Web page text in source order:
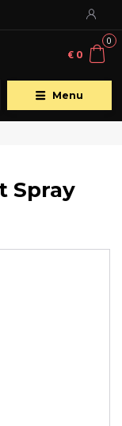
Menu
0
€ 0
Spray